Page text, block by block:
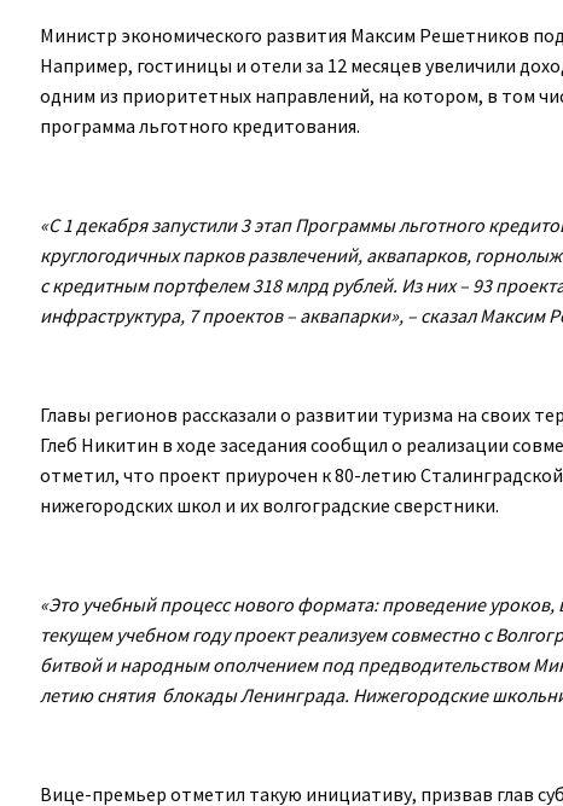
Министр экономического развития Максим Решетников
Например, гостиницы и отели за 12 месяцев увеличили
одним из приоритетных направлений, на котором, в том
программа льготного кредитования.
«С 1 декабря запустили 3 этап Программы льготного
круглогодичных парков развлечений, аквапарков,
с кредитным портфелем 318 млрд рублей. Из них – 93
инфраструктура, 7 проектов – аквапарки», – сказал Максим
Главы регионов рассказали о развитии туризма на своих
Глеб Никитин в ходе заседания сообщил о реализации
отметил, что проект приурочен к 80-летию
нижегородских школ и их волгоградские сверстники.
«Это учебный процесс нового формата: проведение
текущем учебном году проект реализуем совместно с
битвой и народным ополчением под предводительством
летию снятия блокады Ленинграда. Нижегородские
Вице-премьер отметил такую инициативу, призвав глав